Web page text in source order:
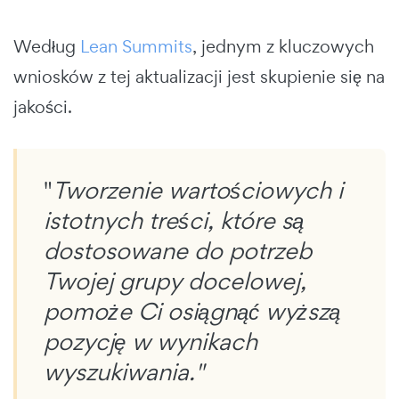
Według Lean Summits, jednym z kluczowych
wniosków z tej aktualizacji jest skupienie się na
jakości.
"Tworzenie wartościowych i
istotnych treści, które są
dostosowane do potrzeb
Twojej grupy docelowej,
pomoże Ci osiągnąć wyższą
pozycję w wynikach
wyszukiwania."